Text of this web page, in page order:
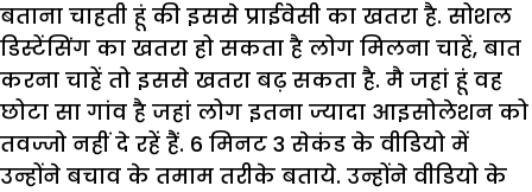
बताना चाहती हूं की इससे प्राईवेसी का खतरा है. सोशल
डिस्टेंसिंग का खतरा हो सकता है लोग मिलना चाहें, बात
करना चाहें तो इससे खतरा बढ़ सकता है. मै जहां हूं वह
छोटा सा गांव है जहां लोग इतना ज्यादा आइसोलेशन को
तवज्जो नहीं दे रहें हैं. 6 मिनट 3 सेकंड के वीडियो में
उन्होंने बचाव के तमाम तरीके बताये. उन्होंने वीडियो के